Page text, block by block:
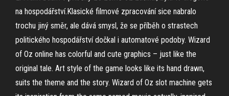
na hospodářství.Klasické filmové zpracování sice nabralo
trochu jiný směr, ale dává smysl, že se příběh o strastech
politického hospodářství dočkal i automatové podoby. Wizard
of Oz online has colorful and cute graphics – just like the
original tale. Art style of the game looks like its hand drawn,
suits the theme and the story. Wizard of Oz slot machine gets